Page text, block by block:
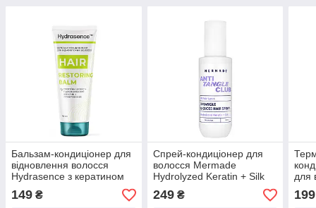
Бальзам-кондиціонер для
відновлення волосся
Hydrasence з кератином
180 мл
149 ₴
Спрей-кондиціонер для
волосся Mermade
Hydrolyzed Keratin + Silk
для легкого розчісування
150 мл
249₴
для
та
199